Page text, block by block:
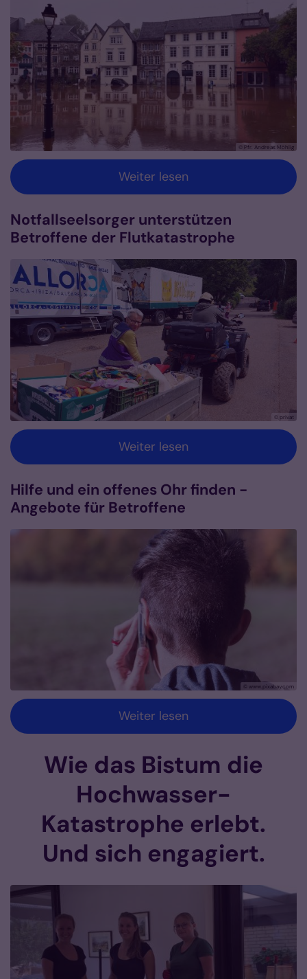
© Pfr. Andreas Möhlig
Weiter lesen
Notfallseelsorger unterstützen
Betroffene der Flutkatastrophe
© privat
Weiter lesen
Hilfe und ein offenes Ohr finden -
Angebote für Betroffene
© www.pixabay.com
Weiter lesen
Wie das Bistum die
Hochwasser-
Katastrophe erlebt.
Und sich engagiert.